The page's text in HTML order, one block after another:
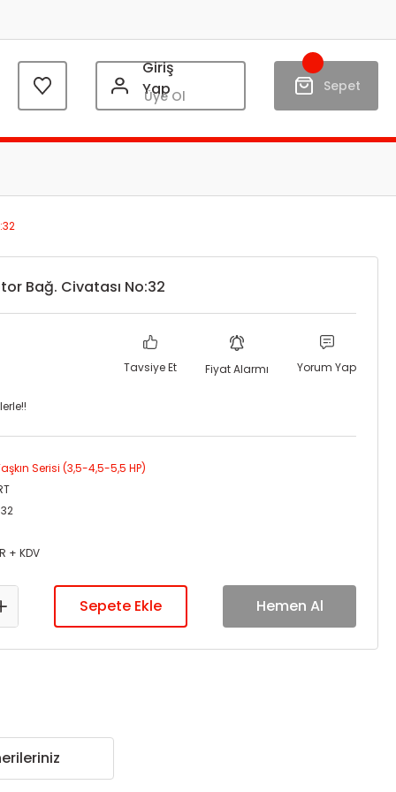
Giriş
Yap
Üye Ol
Sepet
Bağ. Civatası No:32
Tavsiye Et Fiyat Alarmı Yorum Yap
Serisi (3,5-4,5-5,5 HP)
+ KDV
Sepete Ekle Hemen Al